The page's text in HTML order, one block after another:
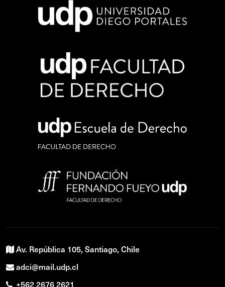
Av. República 105, Santiago, Chile
adci@mail.udp.cl
+562 2676 2621